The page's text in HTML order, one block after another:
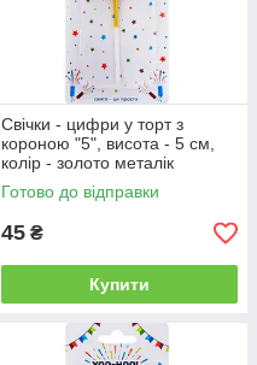
Свічки - цифри у торт з
короною "5", висота - 5 см,
колір - золото металік
Готово до відправки
45 ₴
Купити